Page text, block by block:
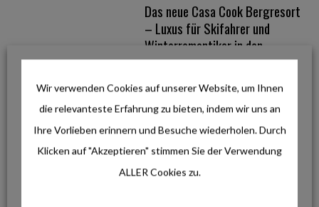
Das neue Casa Cook Bergresort
– Luxus für Skifahrer und
Winterromantiker in den
Dolomiten
by Oliver Riekenbrauk
Winter-News aus Schladming-
Dachstein: Neue Bergbahnen und
die Backstreet Boys
a
r
c
h
Wir verwenden Cookies auf unserer Website, um Ihnen
die relevanteste Erfahrung zu bieten, indem wir uns an
Ihre Vorlieben erinnern und Besuche wiederholen. Durch
Klicken auf "Akzeptieren" stimmen Sie der Verwendung
ALLER Cookies zu.